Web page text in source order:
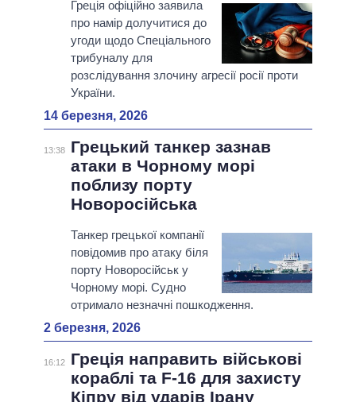
Греція офіційно заявила
про намір долучитися до
угоди щодо Спеціального
трибуналу для
розслідування злочину агресії росії проти
України.
14 березня, 2026
13:38
Грецький танкер зазнав
атаки в Чорному морі
поблизу порту
Новоросійська
Танкер грецької компанії
повідомив про атаку біля
порту Новоросійськ у
Чорному морі. Судно
отримало незначні пошкодження.
2 березня, 2026
16:12
Греція направить військові
кораблі та F-16 для захисту
Кіпру від ударів Ірану